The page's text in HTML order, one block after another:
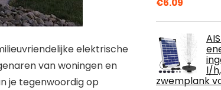
elektrische
van woningen en
je tegenwoordig op
€6.09
l/
zwemplank